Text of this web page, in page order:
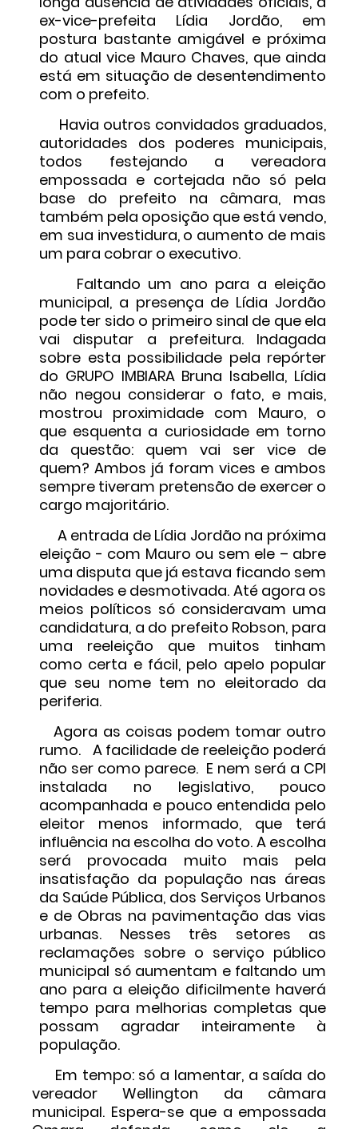
ex-vice-prefeita Lídia Jordão, em
postura bastante amigável e próxima
do atual vice Mauro Chaves, que ainda
está em situação de desentendimento
com o prefeito.
Havia outros convidados graduados,
autoridades dos poderes municipais,
todos festejando a vereadora
empossada e cortejada não só pela
base do prefeito na câmara, mas
também pela oposição que está vendo,
em sua investidura, o aumento de mais
um para cobrar o executivo.
Faltando um ano para a eleição
municipal, a presença de Lídia Jordão
pode ter sido o primeiro sinal de que ela
vai disputar a prefeitura. Indagada
sobre esta possibilidade pela repórter
do GRUPO IMBIARA Bruna Isabella, Lídia
não negou considerar o fato, e mais,
mostrou proximidade com Mauro, o
que esquenta a curiosidade em torno
da questão: quem vai ser vice de
quem? Ambos já foram vices e ambos
sempre tiveram pretensão de exercer o
cargo majoritário.
A entrada de Lídia Jordão na próxima
eleição - com Mauro ou sem ele – abre
uma disputa que já estava ficando sem
novidades e desmotivada. Até agora os
meios políticos só consideravam uma
candidatura, a do prefeito Robson, para
uma reeleição que muitos tinham
como certa e fácil, pelo apelo popular
que seu nome tem no eleitorado da
periferia.
Agora as coisas podem tomar outro
rumo. A facilidade de reeleição poderá
não ser como parece. E nem será a CPI
instalada no legislativo, pouco
acompanhada e pouco entendida pelo
eleitor menos informado, que terá
influência na escolha do voto. A escolha
será provocada muito mais pela
insatisfação da população nas áreas
da Saúde Pública, dos Serviços Urbanos
e de Obras na pavimentação das vias
urbanas. Nesses três setores as
reclamações sobre o serviço público
municipal só aumentam e faltando um
ano para a eleição dificilmente haverá
tempo para melhorias completas que
possam agradar inteiramente à
população.
Em tempo: só a lamentar, a saída do
vereador Wellington da câmara
municipal. Espera-se que a empossada